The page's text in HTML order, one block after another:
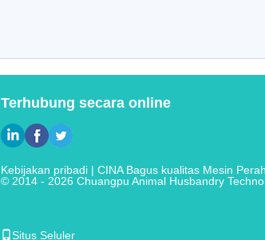
Terhubung secara online
Kebijakan pribadi | CINA Bagus kualitas Mesin
© 2014 - 2026 Chuangpu Animal Husbandry
Situs Seluler